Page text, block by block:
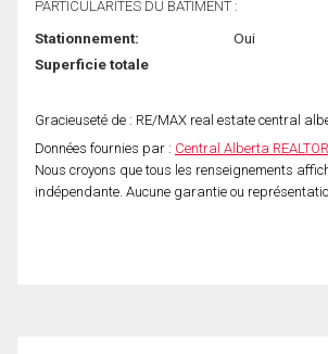
PARTICULARITÉS DU BÂTIMENT :
Stationnement:
Oui
Superficie totale
Gracieuseté de : RE/MAX real estate central
Données fournies par : Central Alberta
Nous croyons que tous les renseignements
indépendante. Aucune garantie ou